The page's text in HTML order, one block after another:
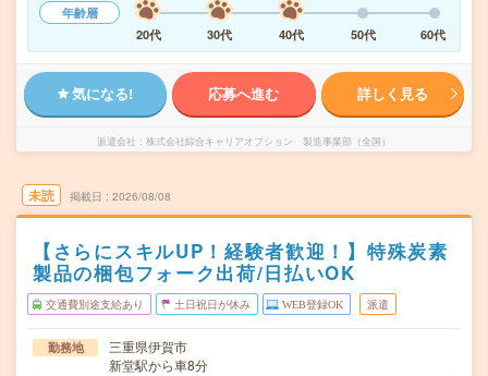
年齢層
20代
30代 40代 50代 60代
気になる! 応募へ進む 詳しく見る
派遣会社 株式会社綜合キャリアオプション 製造事業部（全国）
未読 掲載日 2026/08/08
【さらにスキルUP！経験者歓迎！】特殊炭素
製品の梱包フォーク出荷/日払いOK
交通費別途支給あり 土日祝日が休み WEB登録OK 派遣
勤務地
三重県伊賀市
新堂駅から車8分